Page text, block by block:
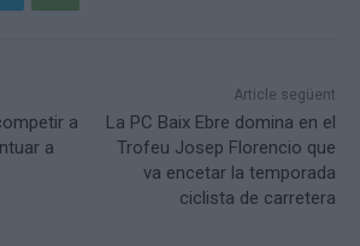
a
a
Article següent
La PC Baix Ebre domina en el
Trofeu Josep Florencio que
va encetar la temporada
ciclista de carretera